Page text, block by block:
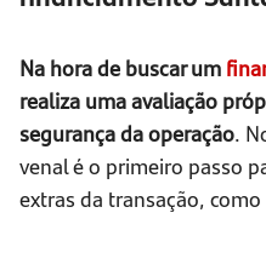
Na hora de buscar um
realiza uma avaliação
segurança da operação.
venal é o primeiro passo
extras da transação,